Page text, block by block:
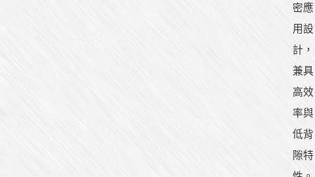
密應
用設
計，
兼具
高效
率與
低背
隙特